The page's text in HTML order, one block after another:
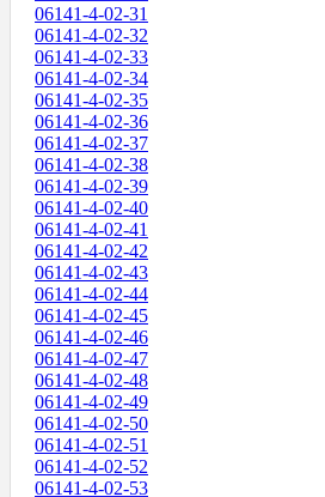
06141-4-02-31
06141-4-02-32
06141-4-02-33
06141-4-02-34
06141-4-02-35
06141-4-02-36
06141-4-02-37
06141-4-02-38
06141-4-02-39
06141-4-02-40
06141-4-02-41
06141-4-02-42
06141-4-02-43
06141-4-02-44
06141-4-02-45
06141-4-02-46
06141-4-02-47
06141-4-02-48
06141-4-02-49
06141-4-02-50
06141-4-02-51
06141-4-02-52
06141-4-02-53